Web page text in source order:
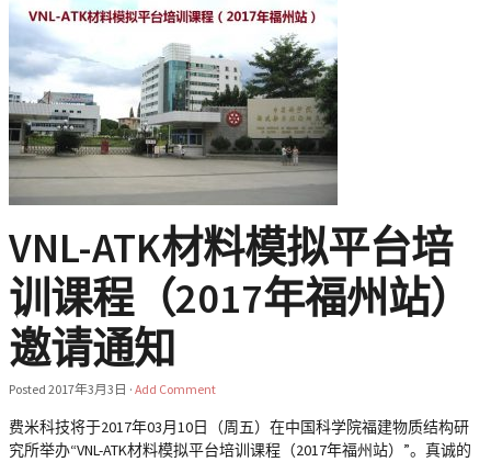
VNL-ATK材料模拟平台培
训课程（2017年福州站）
邀请通知
Posted 2017年3月3日 · Add Comment
费米科技将于2017年03月10日（周五）在中国科学院福建物质结构研
究所举办“VNL-ATK材料模拟平台培训课程（2017年福州站）”。真诚的